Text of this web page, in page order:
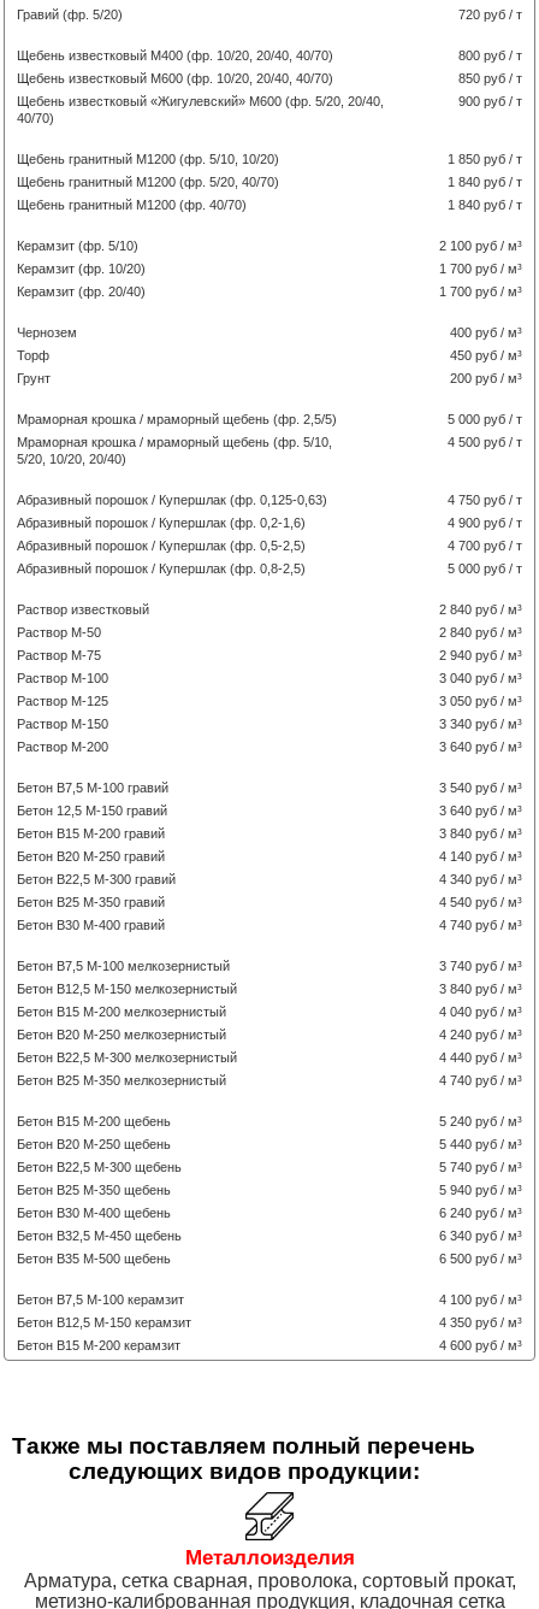
Гравий (фр. 5/20) 720 руб / т
Щебень известковый М400 (фр. 10/20, 20/40, 40/70)
800 руб / т
Щебень известковый М600 (фр. 10/20, 20/40, 40/70)
850 руб / т
Щебень известковый «Жигулевский» М600 (фр. 5/20, 20/40,
40/70)
900 руб / т
Щебень гранитный М1200 (фр. 5/10, 10/20)
1 850 руб / т
Щебень гранитный М1200 (фр. 5/20, 40/70)
1 840 руб / т
Щебень гранитный М1200 (фр. 40/70)
1 840 руб / т
Керамзит (фр. 5/10)
2 100 руб / м³
Керамзит (фр. 10/20)
1 700 руб / м³
Керамзит (фр. 20/40)
1 700 руб / м³
Чернозем
400 руб / м³
Торф
450 руб / м³
Грунт
200 руб / м³
Мраморная крошка / мраморный щебень (фр. 2,5/5)
5 000 руб / т
Мраморная крошка / мраморный щебень (фр. 5/10,
5/20, 10/20, 20/40)
4 500 руб / т
Абразивный порошок / Купершлак (фр. 0,125-0,63)
4 750 руб / т
Абразивный порошок / Купершлак (фр. 0,2-1,6)
4 900 руб / т
Абразивный порошок / Купершлак (фр. 0,5-2,5)
4 700 руб / т
Абразивный порошок / Купершлак (фр. 0,8-2,5)
5 000 руб / т
Раствор известковый
2 840 руб / м³
Раствор М-50
2 840 руб / м³
Раствор М-75
2 940 руб / м³
Раствор М-100
3 040 руб / м³
Раствор М-125
3 050 руб / м³
Раствор М-150
3 340 руб / м³
Раствор М-200
3 640 руб / м³
Бетон В7,5 М-100 гравий
3 540 руб / м³
Бетон 12,5 М-150 гравий
3 640 руб / м³
Бетон В15 М-200 гравий
3 840 руб / м³
Бетон В20 М-250 гравий
4 140 руб / м³
Бетон В22,5 М-300 гравий
4 340 руб / м³
Бетон В25 М-350 гравий
4 540 руб / м³
Бетон В30 М-400 гравий
4 740 руб / м³
Бетон В7,5 М-100 мелкозернистый
3 740 руб / м³
Бетон В12,5 М-150 мелкозернистый
3 840 руб / м³
Бетон В15 М-200 мелкозернистый
4 040 руб / м³
Бетон В20 М-250 мелкозернистый
4 240 руб / м³
Бетон В22,5 М-300 мелкозернистый
4 440 руб / м³
Бетон В25 М-350 мелкозернистый
4 740 руб / м³
Бетон В15 М-200 щебень
5 240 руб / м³
Бетон В20 М-250 щебень
5 440 руб / м³
Бетон В22,5 М-300 щебень
5 740 руб / м³
Бетон В25 М-350 щебень
5 940 руб / м³
Бетон В30 М-400 щебень
6 240 руб / м³
Бетон В32,5 М-450 щебень
6 340 руб / м³
Бетон В35 М-500 щебень
6 500 руб / м³
Бетон В7,5 М-100 керамзит
4 100 руб / м³
Бетон В12,5 М-150 керамзит
4 350 руб / м³
Бетон В15 М-200 керамзит
4 600 руб / м³
Также мы поставляем полный перечень
следующих видов продукции:
Металлоизделия
Арматура, сетка сварная, проволока, сортовый прокат,
метизно-калиброванная продукция, кладочная сетка